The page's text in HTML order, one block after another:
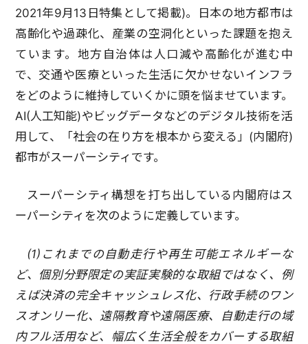
2021年9月13日特集として掲載)。日本の地方都市は
高齢化や過疎化、産業の空洞化といった課題を抱え
ています。地方自治体は人口減や高齢化が進む中
で、交通や医療といった生活に欠かせないインフラ
をどのように維持していくかに頭を悩ませています。
AI(人工知能)やビッグデータなどのデジタル技術を活
用して、「社会の在り方を根本から変える」(内閣府)
都市がスーパーシティです。
スーパーシティ構想を打ち出している内閣府はス
ーパーシティを次のように定義しています。
(1)これまでの自動走行や再生可能エネルギーな
ど、個別分野限定の実証実験的な取組ではなく、例
えば決済の完全キャッシュレス化、行政手続のワン
スオンリー化、遠隔教育や遠隔医療、自動走行の域
内フル活用など、幅広く生活全般をカバーする取組